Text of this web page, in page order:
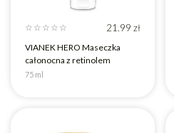
☆ ☆ ☆ ☆ ☆ 21.99 zł
VIANEK HERO Maseczka
całonocna z retinolem
75 ml